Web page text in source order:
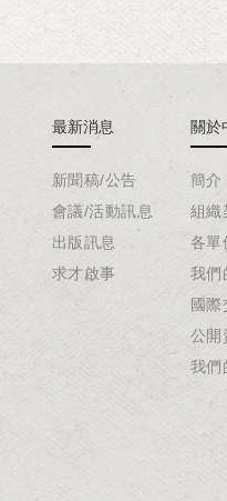
最新消息
新聞稿/公告
會議/活動訊息
出版訊息
求才啟事
關於
簡介
組織
各單
我們
國際
公開
我們